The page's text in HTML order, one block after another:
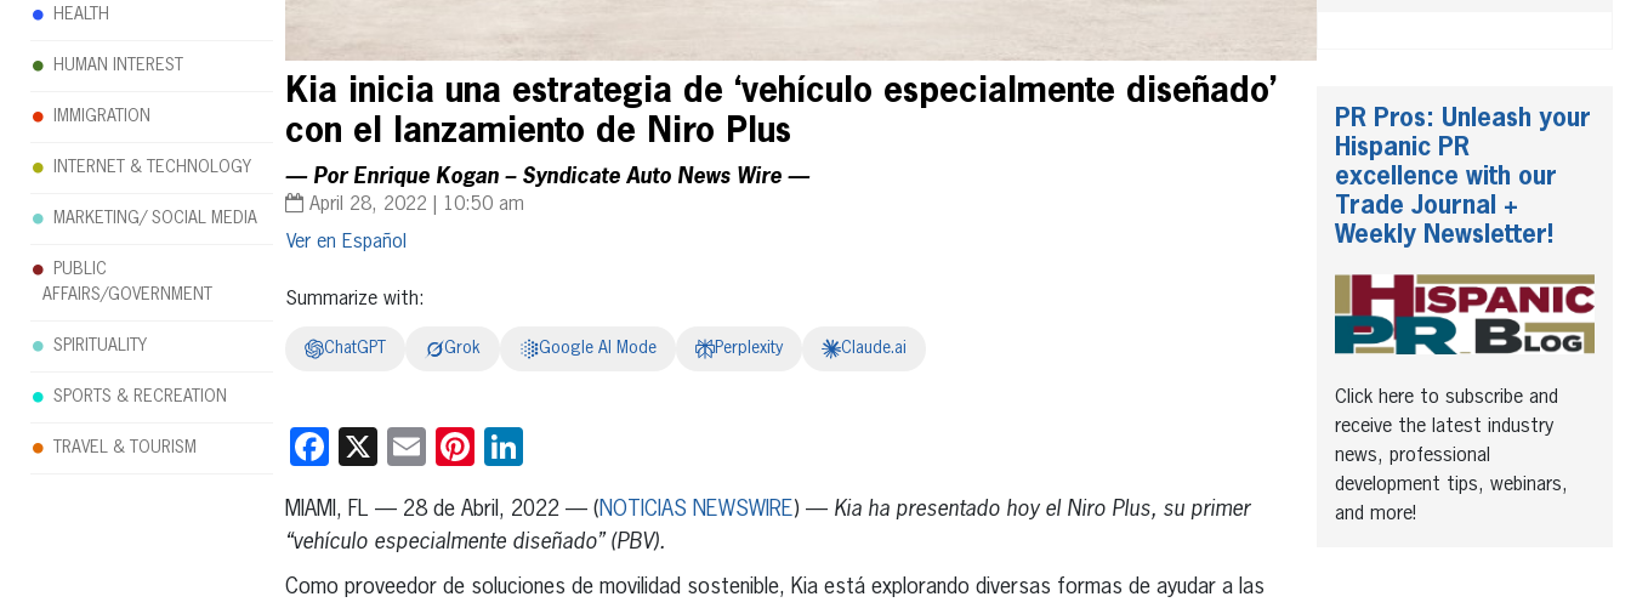
Kia inicia una estrategia de ‘vehículo especialmente diseñado’
con el lanzamiento de Niro Plus
— Por Enrique Kogan – Syndicate Auto News Wire —
April 28, 2022 | 10:50 am
Español
Summarize with:
ChatGPT Grok Google AI Mode Perplexity Claude.ai
Facebook
X EmailPinterest
MIAMI, FL — 28 de Abril, 2022 — (NOTICIAS NEWSWIRE) — Kia ha presentado hoy el Niro Plus, su primer
“vehículo especialmente diseñado” (PBV).
Como proveedor de soluciones de movilidad sostenible, Kia está explorando diversas formas de ayudar a las
PR Pros: Unleash your
Hispanic PR
excellence with our
Trade Journal +
Weekly Newsletter!
Click here to subscribe and
receive the latest industry
news, professional
development tips, webinars,
and more!
HEALTH
HUMAN INTEREST
IMMIGRATION
INTERNET & TECHNOLOGY
MARKETING/ SOCIAL MEDIA
PUBLIC
AFFAIRS/GOVERNMENT
SPIRITUALITY
SPORTS & RECREATION
TRAVEL & TOURISM